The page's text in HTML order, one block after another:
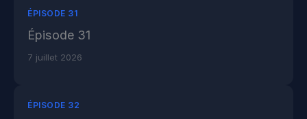
ÉPISODE 31
Épisode 31
7 juillet 2026
ÉPISODE 32